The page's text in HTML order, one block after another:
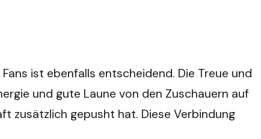
ist ebenfalls entscheidend. Die Treue und
und gute Laune von den Zuschauern auf
zusätzlich gepusht hat. Diese Verbindung